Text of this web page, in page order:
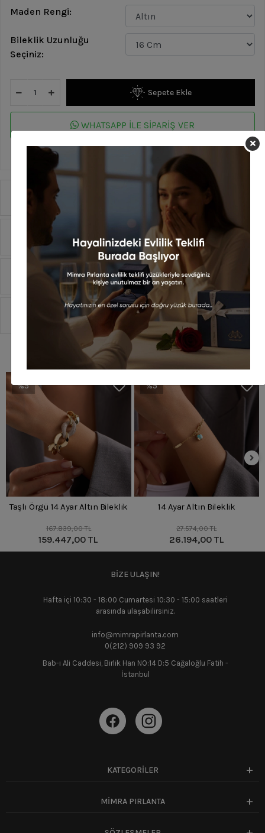
Maden Rengi:
Bileklik Uzunluğu
Seçiniz:
Sepete Ekle
WHATSAPP İLE SİPARİŞ VER
En geç 13 Ağustos Perşembe günü kargoda!
Ürün Özellikleri
Yorumlar
Taksit Seçenekleri
Sipariş Ve Teslimat
Benzer Ürünler
%5
Taşlı Örgü 14 Ayar Altın Bileklik
167.839,00 TL
159.447,00 TL
%5
14 Ayar Altın Bileklik
27.574,00 TL
26.194,00 TL
BİZE ULAŞIN!
Hafta içi 10:30 - 18:00 Cumartesi 10:30 - 15:00 saatleri
arasında ulaşabilirsiniz.
info@mimrapirlanta.com
0(212) 909 93 92
Bab-ı Ali Caddesi, Birlik Han NO:14 D:5 Cağaloğlu Fatih -
İstanbul
KATEGORİLER
MİMRA PIRLANTA